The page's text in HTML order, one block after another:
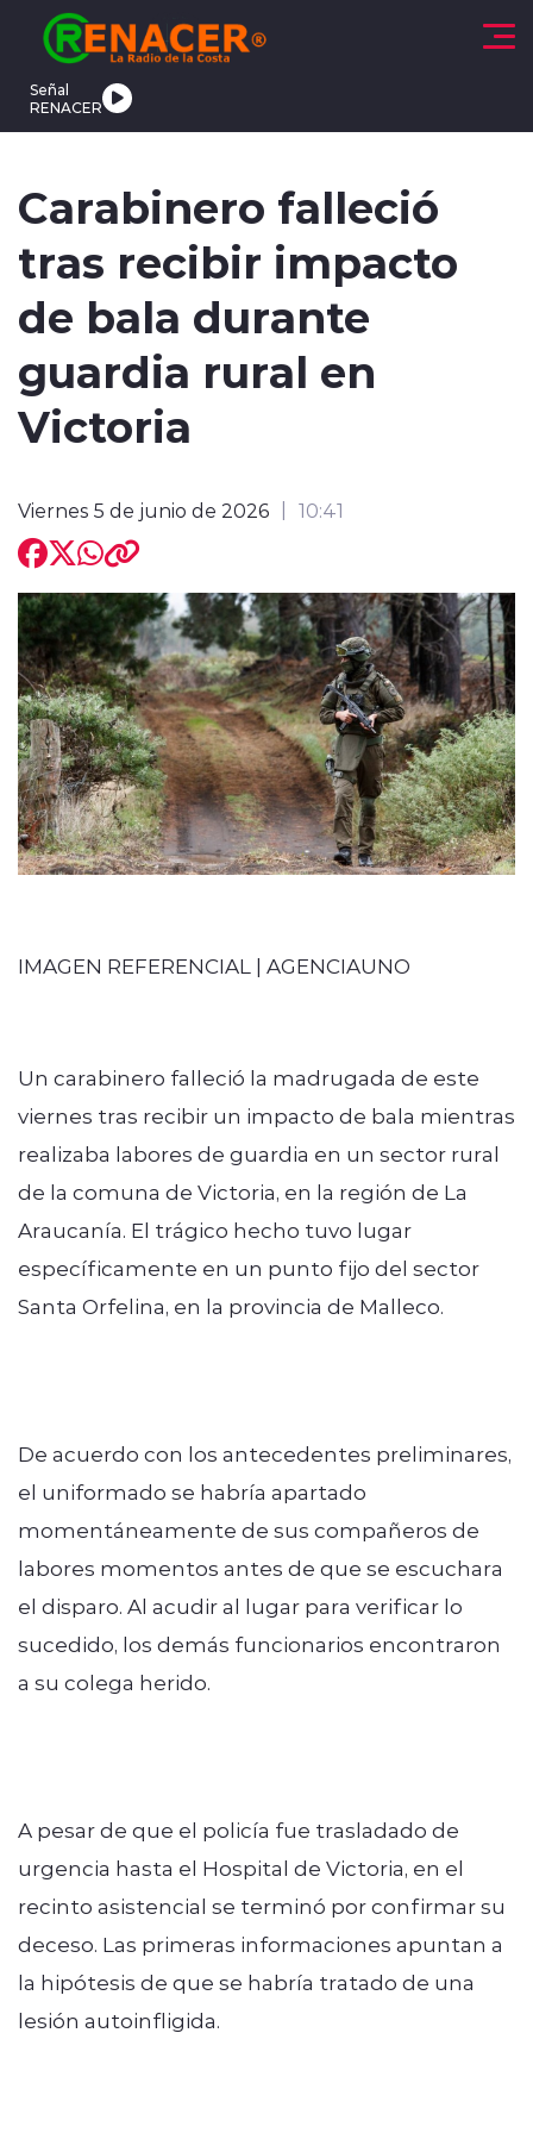
Click acá para ir directamente al contenido
Señal
RENACER
modo claro
Carabinero falleció
tras recibir impacto
de bala durante
guardia rural en
Victoria
Viernes 5 de junio de 2026 10:41
IMAGEN REFERENCIAL | AGENCIAUNO
Un carabinero falleció la madrugada de este
viernes tras recibir un impacto de bala mientras
realizaba labores de guardia en un sector rural
de la comuna de Victoria, en la región de La
Araucanía. El trágico hecho tuvo lugar
específicamente en un punto fijo del sector
Santa Orfelina, en la provincia de Malleco.
De acuerdo con los antecedentes preliminares,
el uniformado se habría apartado
momentáneamente de sus compañeros de
labores momentos antes de que se escuchara
el disparo. Al acudir al lugar para verificar lo
sucedido, los demás funcionarios encontraron
a su colega herido.
A pesar de que el policía fue trasladado de
urgencia hasta el Hospital de Victoria, en el
recinto asistencial se terminó por confirmar su
deceso. Las primeras informaciones apuntan a
la hipótesis de que se habría tratado de una
lesión autoinfligida.